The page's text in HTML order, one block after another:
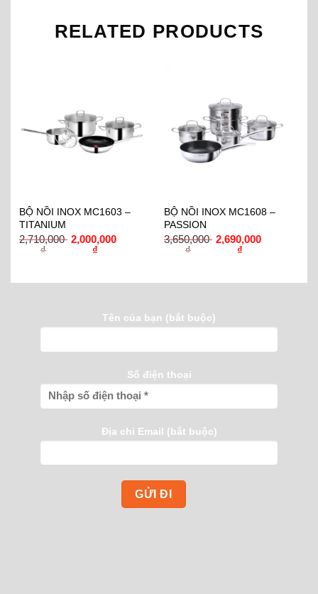
RELATED PRODUCTS
BỘ NỒI INOX MC1603 –
TITANIUM
2,710,000
₫
2,000,000
₫
BỘ NỒI INOX MC1608 –
PASSION
3,650,000
₫
2,690,000
₫
Tên của bạn (bắt buộc)
Số điện thoại
Địa chỉ Email (bắt buộc)